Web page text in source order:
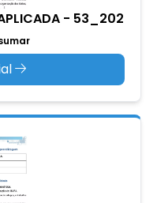
- 53_202